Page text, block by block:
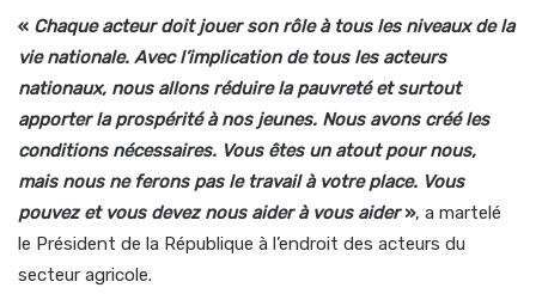
« Chaque acteur doit jouer son rôle à tous les niveaux de la
vie nationale. Avec l’implication de tous les acteurs
nationaux, nous allons réduire la pauvreté et surtout
apporter la prospérité à nos jeunes. Nous avons créé les
conditions nécessaires. Vous êtes un atout pour nous,
mais nous ne ferons pas le travail à votre place. Vous
pouvez et vous devez nous aider à vous aider», a martelé
le Président de la République à l’endroit des acteurs du
secteur agricole.